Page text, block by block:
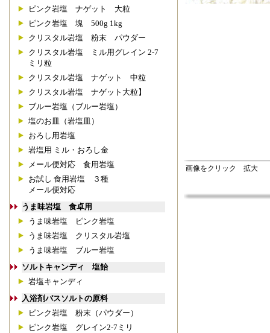
ピンク岩塩 ナゲット 大粒
ピンク岩塩 塊 500g 1kg
クリスタル岩塩 粉末 パウダー
クリスタル岩塩 ミル用グレイン 2-7
ミリ粒
クリスタル岩塩 ナゲット 中粒
クリスタル岩塩 ナゲット大粒】
ブルー岩塩（ブルー岩塩）
塩のお皿（岩塩皿）
おろし用岩塩
岩塩用 ミル・おろし金
メール便対応 食用岩塩
お試し 食用岩塩 ３種
メール便対応
うま味岩塩 食卓用
うま味岩塩 ピンク岩塩
うま味岩塩 クリスタル岩塩
うま味岩塩 ブルー岩塩
ソルトキャンディ 塩飴
岩塩キャンディ
入浴剤バスソルトの原料
ピンク岩塩 粉末（パウダー）
ピンク岩塩 グレイン2-7ミリ
画像をクリック 拡大